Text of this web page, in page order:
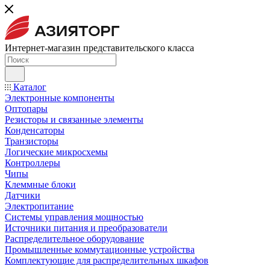
Интернет-магазин представительского класса
Каталог
Электронные компоненты
Оптопары
Резисторы и связанные элементы
Конденсаторы
Транзисторы
Логические микросхемы
Контроллеры
Чипы
Клеммные блоки
Датчики
Электропитание
Системы управления мощностью
Источники питания и преобразователи
Распределительное оборудование
Промышленные коммутационные устройства
Комплектующие для распределительных шкафов